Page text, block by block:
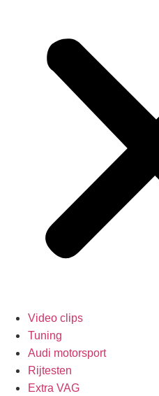
Video clips
Tuning
Audi motorsport
Rijtesten
Extra VAG